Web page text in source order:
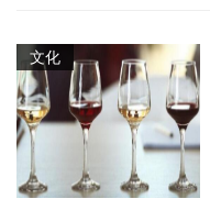
文化